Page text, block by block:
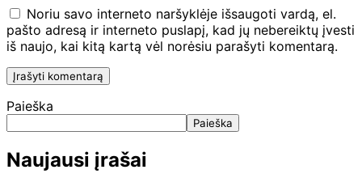
Noriu savo interneto naršyklėje išsaugoti vardą, el.
pašto adresą ir interneto puslapį, kad jų nebereiktų įvesti
iš naujo, kai kitą kartą vėl norėsiu parašyti komentarą.
Paieška
Paieška
Naujausi įrašai